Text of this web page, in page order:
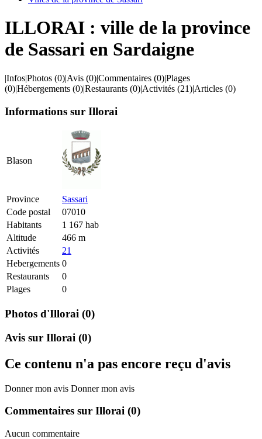
ILLORAI : ville de la province
de Sassari en Sardaigne
|Infos|Photos (0)|Avis (0)|Commentaires (0)|Plages
(0)|Hébergements (0)|Restaurants (0)|Activités (21)|Articles (0)
Informations sur Illorai
Blason
Province
Sassari
Code postal
07010
Habitants
1 167 hab
Altitude
466 m
Activités
21
Hebergements 0
Restaurants
0
Plages
0
Photos d'Illorai (0)
Avis sur Illorai (0)
Ce contenu n'a pas encore reçu d'avis
Donner mon avis Donner mon avis
Commentaires sur Illorai (0)
Aucun commentaire